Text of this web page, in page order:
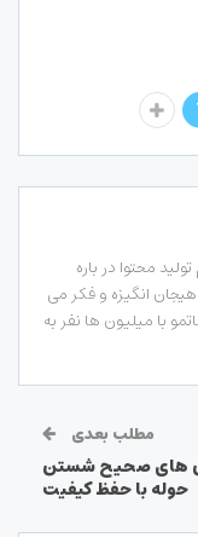
محتوا در باره
انگیزه و فکر می
با میلیون ها نفر به
مطلب بعدی
های صحیح شستن
حوله با حفظ کیفیت